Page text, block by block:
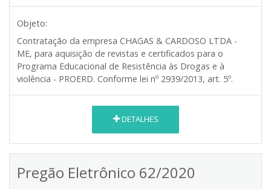
Objeto:
Contratação da empresa CHAGAS & CARDOSO LTDA -
ME, para aquisição de revistas e certificados para o
Programa Educacional de Resistência às Drogas e à
violência - PROERD. Conforme lei nº 2939/2013, art. 5º.
DETALHES
Pregão Eletrônico 62/2020